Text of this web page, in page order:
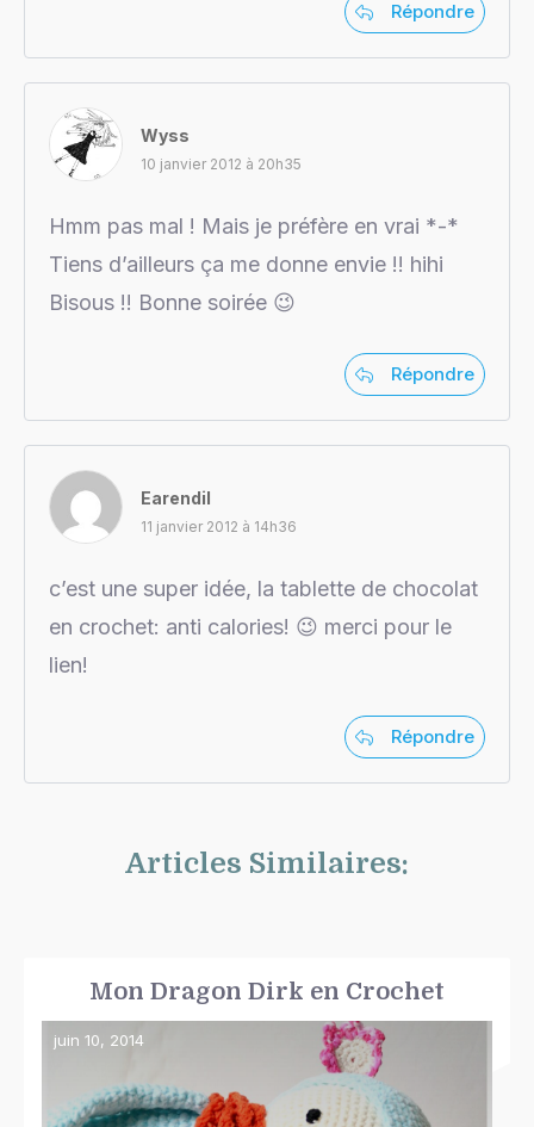
Répondre
Wyss
10 janvier 2012 à 20h35
Hmm pas mal ! Mais je préfère en vrai *-*
Tiens d’ailleurs ça me donne envie !! hihi
Bisous !! Bonne soirée 😉
Répondre
Earendil
11 janvier 2012 à 14h36
c’est une super idée, la tablette de chocolat
en crochet: anti calories! 😉 merci pour le
lien!
Répondre
Articles Similaires:
Mon Dragon Dirk en Crochet
juin 10, 2014